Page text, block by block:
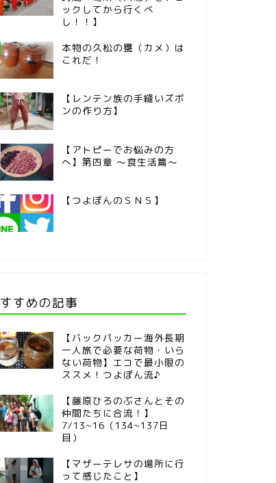
ックしてから行くべ
し！！】
本物の久松の甕（カメ）は
これだ！
【レンテン族の手縫いズボ
ンの作り方】
【アトピーでお悩みの方
へ】第四章 ～食生活篇～
【つよぽんのＳＮＳ】
おすすめの記事
【バックパッカー海外長期
一人旅で必要な荷物・いら
ない荷物】エコで最小限の
ススメ！つよぽん流♪
【藤原ひろのぶさんとその
仲間たちに合流！】
7/13~16（134~137日
目）
【マザーテレサの場所に行
って感じたこと】